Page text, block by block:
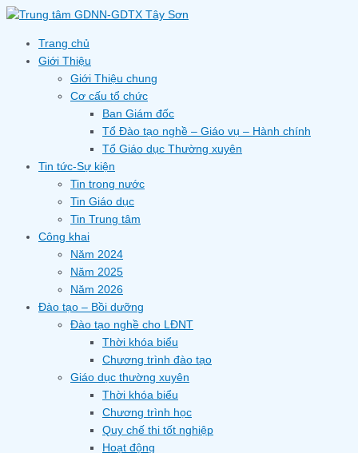
Skip
contentTrang chủ
Giới Thiệu
Giới Thiệu chung
Cơ cấu tổ chức
Ban Giám đốc
Tổ Đào tạo nghề – Giáo vụ – Hành chính
Tổ Giáo dục Thường xuyên
Tin tức-Sự kiện
Tin trong nước
Tin Giáo dục
Tin Trung tâm
Công khai
Năm 2024
Năm 2025
Năm 2026
Đào tạo – Bồi dưỡng
Đào tạo nghề cho LĐNT
Thời khóa biểu
Chương trình đào tạo
Giáo dục thường xuyên
Thời khóa biểu
Chương trình học
Quy chế thi tốt nghiệp
Hoạt động